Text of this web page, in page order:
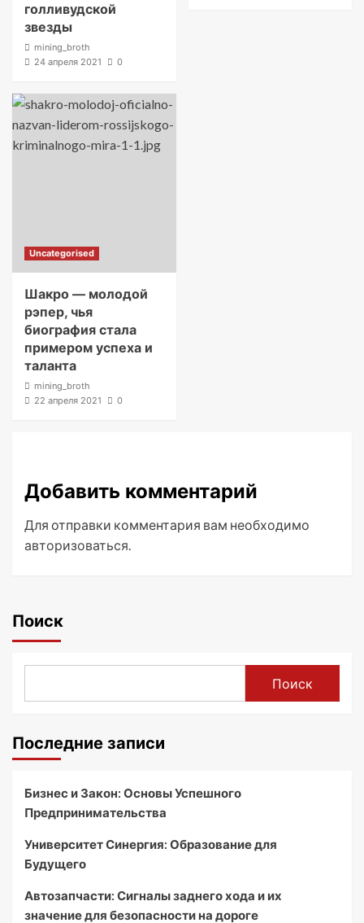
голливудской
звезды
mining_broth
24 апреля 2021
0
Uncategorised
Шакро — молодой
рэпер, чья
биография стала
примером успеха и
таланта
mining_broth
22 апреля 2021
0
Добавить комментарий
Для отправки комментария вам необходимо
авторизоваться.
Поиск
Поиск
Последние записи
Бизнес и Закон: Основы Успешного
Предпринимательства
Университет Синергия: Образование для
Будущего
Автозапчасти: Сигналы заднего хода и их
значение для безопасности на дороге